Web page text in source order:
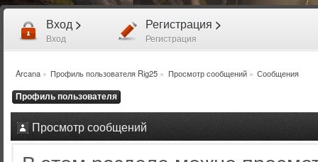
Вход >
Вход
Регистрация >
Регистрация
Arcana» Профиль пользователя Rig25 » Просмотр сообщений» Сообщения
Профиль пользователя
Просмотр сообщений